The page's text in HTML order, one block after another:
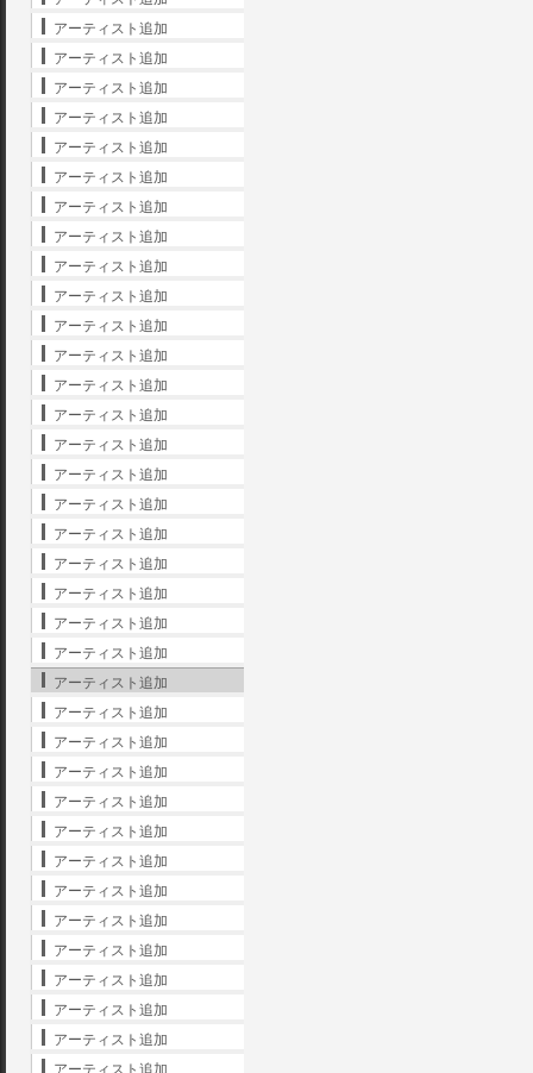
アーティスト追加
アーティスト追加
アーティスト追加
アーティスト追加
アーティスト追加
アーティスト追加
アーティスト追加
アーティスト追加
アーティスト追加
アーティスト追加
アーティスト追加
アーティスト追加
アーティスト追加
アーティスト追加
アーティスト追加
アーティスト追加
アーティスト追加
アーティスト追加
アーティスト追加
アーティスト追加
アーティスト追加
アーティスト追加
アーティスト追加
アーティスト追加
アーティスト追加
アーティスト追加
アーティスト追加
アーティスト追加
アーティスト追加
アーティスト追加
アーティスト追加
アーティスト追加
アーティスト追加
アーティスト追加
アーティスト追加
アーティスト追加